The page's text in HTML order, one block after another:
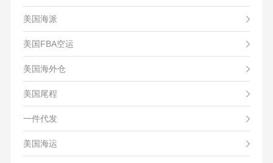
美国海派
美国FBA空运
美国海外仓
美国尾程
一件代发
美国海运